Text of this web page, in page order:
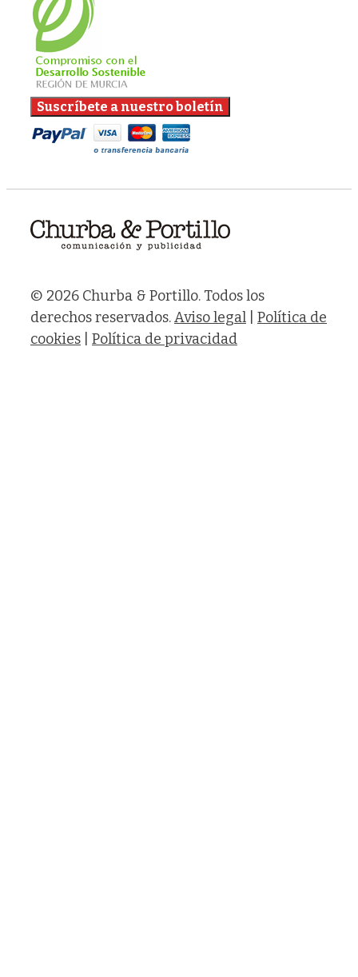
© 2026 Churba & Portillo. Todos los
derechos reservados.Aviso legal
Política de
cookies
Política de privacidad